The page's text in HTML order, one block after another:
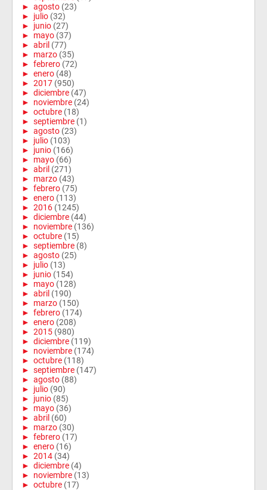
► agosto (23)
► julio (32)
► junio (27)
► mayo (37)
► abril (77)
► marzo (35)
► febrero (72)
► enero (48)
► 2017 (950)
► diciembre (47)
► noviembre (24)
► octubre (18)
► septiembre (1)
► agosto (23)
► julio (103)
► junio (166)
► mayo (66)
► abril (271)
► marzo (43)
► febrero (75)
► enero (113)
► 2016 (1245)
► diciembre (44)
► noviembre (136)
► octubre (15)
► septiembre (8)
► agosto (25)
► julio (13)
► junio (154)
► mayo (128)
► abril (190)
► marzo (150)
► febrero (174)
► enero (208)
► 2015 (980)
► diciembre (119)
► noviembre (174)
► octubre (118)
► septiembre (147)
► agosto (88)
► julio (90)
► junio (85)
► mayo (36)
► abril (60)
► marzo (30)
► febrero (17)
► enero (16)
► 2014 (34)
► diciembre (4)
► noviembre (13)
► octubre (17)